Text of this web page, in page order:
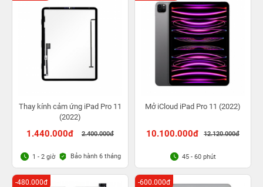
Thay kính cảm ứng iPad Pro 11
(2022)
1.440.000đ 2.400.000đ
1 - 2 giờ Bảo hành 6 tháng
Mở iCloud iPad Pro 11 (2022)
10.100.000đ 12.120.000đ
45 - 60 phút
-480.000đ -600.000đ